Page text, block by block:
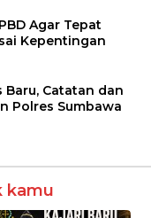
Agar Tepat
Kepentingan
Baru, Catatan dan
Polres Sumbawa
kamu